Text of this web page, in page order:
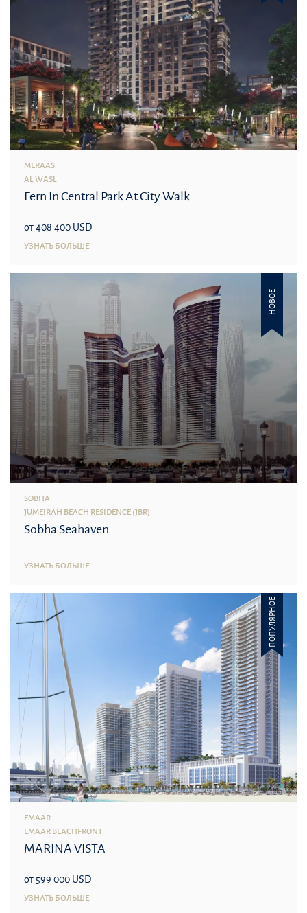
MERAAS
AL WASL
Fern In Central Park At City Walk
от 408 400 USD
УЗНАТЬ БОЛЬШЕ
НОВОЕ
SOBHA
JUMEIRAH BEACH RESIDENCE (JBR)
Sobha Seahaven
УЗНАТЬ БОЛЬШЕ
ПОПУЛЯРНОЕ
EMAAR
EMAAR BEACHFRONT
MARINA VISTA
от 599 000 USD
УЗНАТЬ БОЛЬШЕ